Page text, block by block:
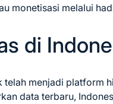
monetisasi melalui
di
telah menjadi platform
data terbaru,